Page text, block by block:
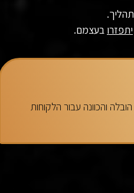
יתפזרו בעצמם.
והכוונה עבור הלקוחות